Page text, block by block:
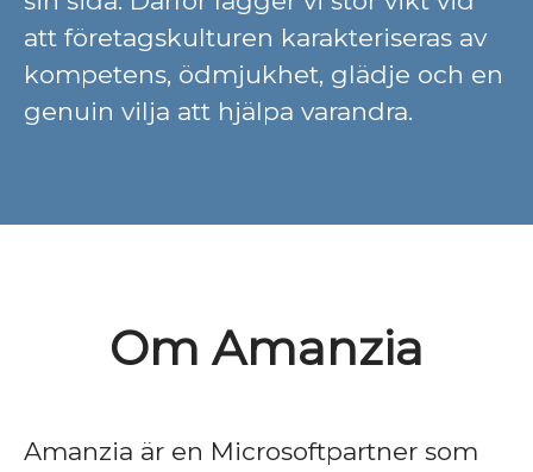
att företagskulturen karakteriseras av
kompetens, ödmjukhet, glädje och en
genuin vilja att hjälpa varandra.
Om Amanzia
Amanzia är en Microsoftpartner som